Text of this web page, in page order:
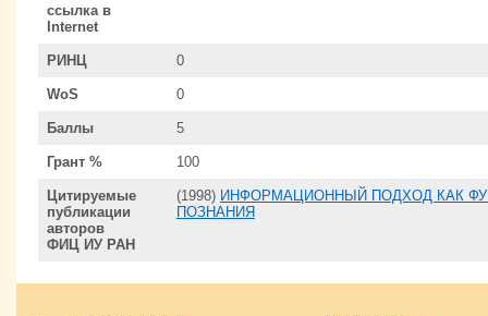
ссылка в
Internet
РИНЦ 0
WoS 0
Баллы 5
Грант % 100
Цитируемые
публикации
авторов
ФИЦ ИУ РАН
(1998) ИНФОРМАЦИОННЫЙ ПОДХОД КАК
ПОЗНАНИЯ